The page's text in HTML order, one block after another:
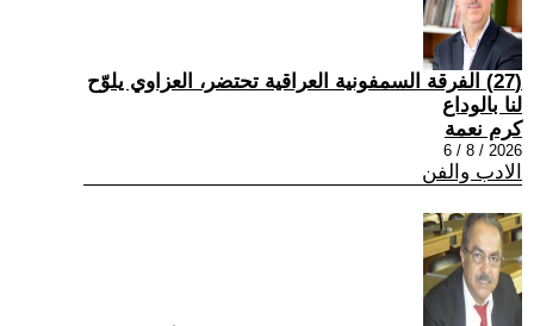
(27) الفرقة السمفونية العراقية تحتضر، العزاوي يلوّح
لنا بالوداع
كرم نعمة
2026 / 8 / 6
الادب والفن